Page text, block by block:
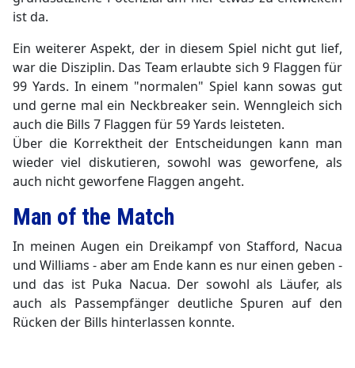
ist da.
Ein weiterer Aspekt, der in diesem Spiel nicht gut lief,
war die Disziplin. Das Team erlaubte sich 9 Flaggen für
99 Yards. In einem "normalen" Spiel kann sowas gut
und gerne mal ein Neckbreaker sein. Wenngleich sich
auch die Bills 7 Flaggen für 59 Yards leisteten.
Über die Korrektheit der Entscheidungen kann man
wieder viel diskutieren, sowohl was geworfene, als
auch nicht geworfene Flaggen angeht.
Man of the Match
In meinen Augen ein Dreikampf von Stafford, Nacua
und Williams - aber am Ende kann es nur einen geben -
und das ist Puka Nacua. Der sowohl als Läufer, als
auch als Passempfänger deutliche Spuren auf den
Rücken der Bills hinterlassen konnte.